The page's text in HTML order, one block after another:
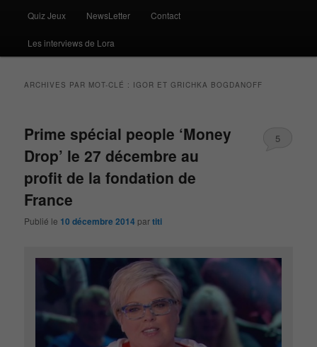
Quiz Jeux NewsLetter Contact
Les interviews de Lora
ARCHIVES PAR MOT-CLÉ : IGOR ET GRICHKA BOGDANOFF
Prime spécial people ‘Money
Drop’ le 27 décembre au
profit de la fondation de
France
Publié le 10 décembre 2014 partiti
5